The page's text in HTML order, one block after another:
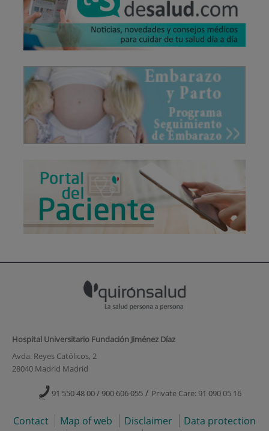
Hospital Universitario Fundación Jiménez Díaz
Avda. Reyes Católicos, 2
28040 Madrid Madrid
91 550 48 00 / 900 606 055 / Private Care: 91 090 05 16
Contact Map of web Disclaimer
Data protection